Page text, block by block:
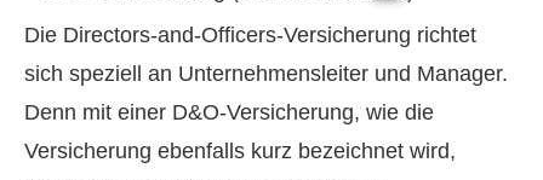
Die Directors-and-Officers-Versicherung richtet
sich speziell an Unternehmensleiter und Manager.
Denn mit einer D&O-Versicherung, wie die
Versicherung ebenfalls kurz bezeichnet wird,